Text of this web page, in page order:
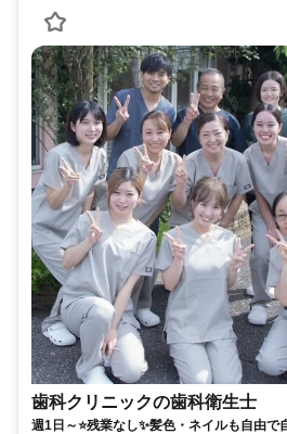
歯科クリニックの歯科衛生士
週1日～⭐残業なし✨髪色・ネイルも自由で